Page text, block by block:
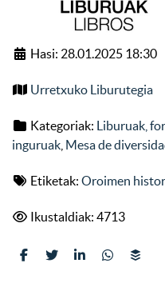
Hasi: 28.01.2025 18:30
Urretxuko Liburutegia
Kategoriak: Liburuak,
inguruak Mesa de
Etiketak: Oroimen
Ikustaldiak: 4713